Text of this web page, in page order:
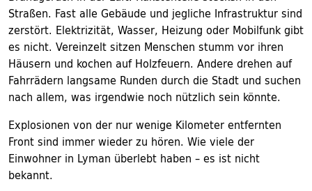
Straßen. Fast alle Gebäude und jegliche Infrastruktur sind
zerstört. Elektrizität, Wasser, Heizung oder Mobilfunk gibt
es nicht. Vereinzelt sitzen Menschen stumm vor ihren
Häusern und kochen auf Holzfeuern. Andere drehen auf
Fahrrädern langsame Runden durch die Stadt und suchen
nach allem, was irgendwie noch nützlich sein könnte.
Explosionen von der nur wenige Kilometer entfernten
Front sind immer wieder zu hören. Wie viele der
Einwohner in Lyman überlebt haben – es ist nicht
bekannt.